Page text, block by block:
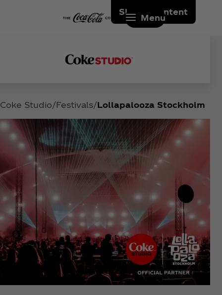
Skip to content
Menu
Coke Studio Festivals Lollapalooza Stockholm